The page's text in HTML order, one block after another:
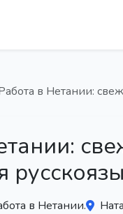
в Нетании:
в Нетании.